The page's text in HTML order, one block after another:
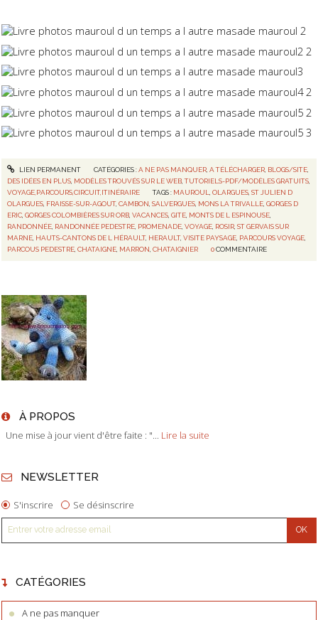
LIEN PERMANENT CATÉGORIES :A NE PAS MANQUER, A TÉLÉCHARGER, BLOGS/SITE,
DES IDÉES EN PLUS MODÈLES TROUVÉS SUR LE WEB ,TUTORIELS-PDF/MODÈLES GRATUITS
VOYAGE,PARCOURS,CIRCUIT,ITINÉRAIRE
TAGS : MAUROUL ,OLARGUES ,ST JULIEN D
OLARGUES FRAISSE-SUR-AGOUT,CAMBON ,SALVERGUES MONS LA TRIVALLE ,GORGES D
ERIC ,GORGES COLOMBIÈRES SUR ORB ,VACANCES ,GITE MONTS DE L ESPINOUSE
RANDONNÉE RANDONNÉE PEDESTRE PROMENADE ,VOYAGE ROSIR ,ST GERVAIS SUR
MARNE HAUTS-CANTONS DE L HÉRAULT, HERAULT,VISITE PAYSAGE PARCOURS VOYAGE
PARCOUS PEDESTRE ,CHATAIGNE MARRON ,CHATAIGNIER 0 COMMENTAIRE
À PROPOS
Une mise à jour vient d'être faite : "... Lire la suite
NEWSLETTER
S'inscrire Se désinscrire
CATÉGORIES
A ne pas manquer